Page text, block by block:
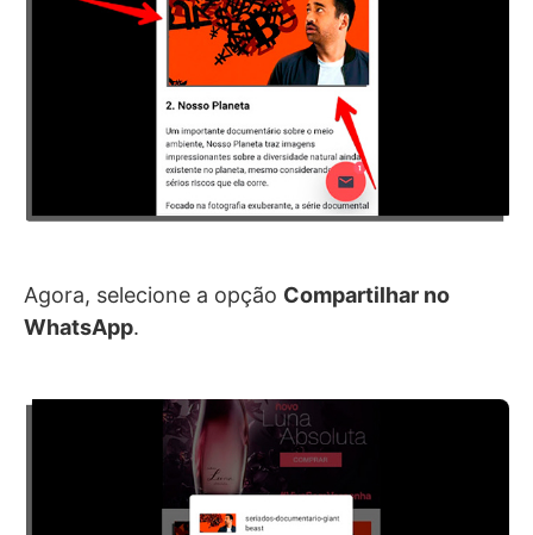
Agora, selecione a opção Compartilhar no
WhatsApp.